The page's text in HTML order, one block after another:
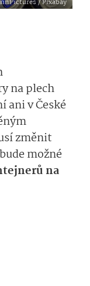
na plech
ani v České
změnit
možné
na